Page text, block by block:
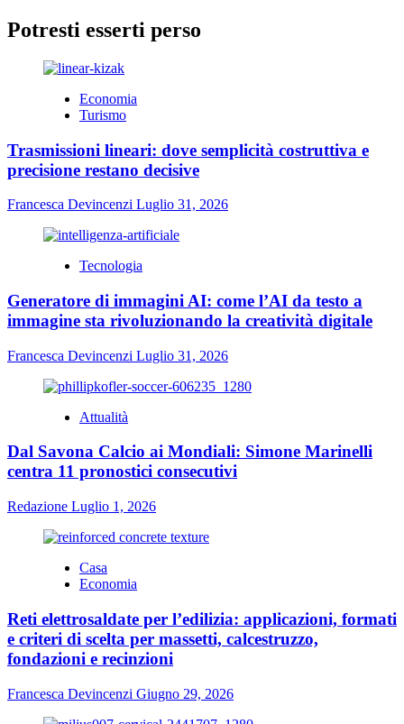
Potresti esserti perso
Economia
Turismo
Trasmissioni lineari: dove semplicità costruttiva e
precisione restano decisive
Francesca Devincenzi Luglio 31, 2026
Tecnologia
Generatore di immagini AI: come l’AI da testo a
immagine sta rivoluzionando la creatività digitale
Francesca Devincenzi Luglio 31, 2026
Attualità
Dal Savona Calcio ai Mondiali: Simone Marinelli
centra 11 pronostici consecutivi
Redazione Luglio 1, 2026
Casa
Economia
Reti elettrosaldate per l’edilizia: applicazioni, formati
e criteri di scelta per massetti, calcestruzzo,
fondazioni e recinzioni
Francesca Devincenzi Giugno 29, 2026